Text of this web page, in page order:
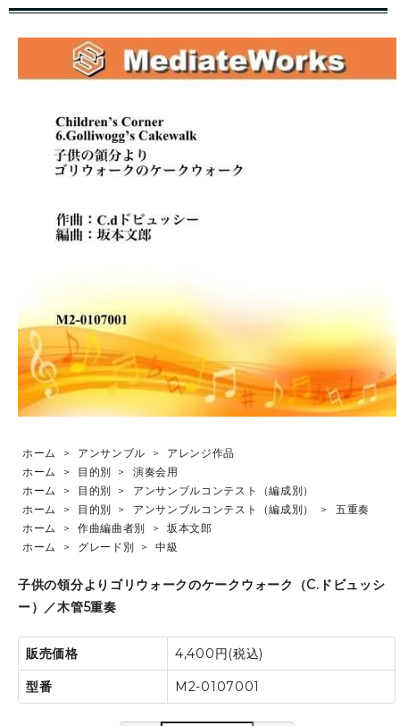
ホーム > アンサンブル >
アレンジ作品
ホーム
> 目的別 >
演奏会用
ホーム
> 目的別 >
アンサンブルコンテスト（編成別）
ホーム
> 目的別 > アンサンブルコンテスト（編成別） >
五重奏
ホーム
> 作曲編曲者別 >
坂本文郎
ホーム
> グレード別 > 中級
子供の領分よりゴリウォークのケークウォーク（C.ドビュッシ
ー）／木管5重奏
販売価格 4,400円(税込)
型番 M2-0107001